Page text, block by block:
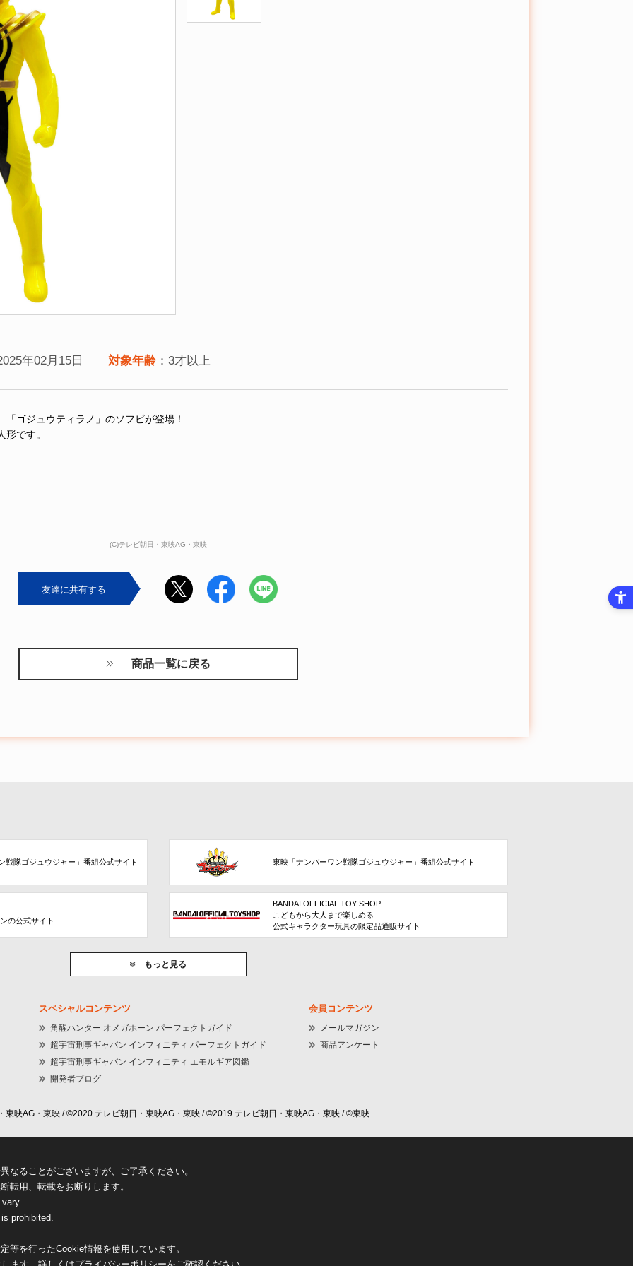
年02月15日 対象年齢：3才以上
ゴジュウティラノ」のソフビが登場！
です。
(C)テレビ朝日・東映AG・東映
友達に共有する
商品一覧に戻る
戦隊ゴジュウジャー」番組公式サイト 東映「ナンバーワン戦隊ゴジュウジャー」番組公式サイト
の公式サイト
BANDAI OFFICIAL TOY SHOP
こどもから大人まで楽しめる
公式キャラクター玩具の限定品通販サイト
もっと見る
スペシャルコンテンツ
角醒ハンター オメガホーン パーフェクトガイド
超宇宙刑事ギャバン インフィニティ パーフェクトガイド
超宇宙刑事ギャバン インフィニティ エモルギア図鑑
開発者ブログ
会員コンテンツ
メールマガジン
商品アンケート
映AG・東映 / ©2020 テレビ朝日・東映AG・東映 / ©2019 テレビ朝日・東映AG・東映 / ©東映
ることがございますが、ご了承ください。
転用、転載をお断りします。
prohibited.
を行ったCookie情報を使用しています。